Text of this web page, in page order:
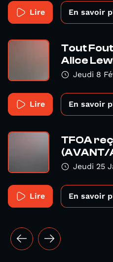
Lire En savoir
Tout
Alice
Jeudi 8
Lire En savoir
TFOA
(AVANT/
Jeudi 25
Lire En savoir